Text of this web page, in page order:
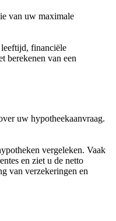
van uw maximale
leeftijd, financiële
berekenen van een
uw hypotheekaanvraag.
vergeleken. Vaak
en ziet u de netto
van verzekeringen en